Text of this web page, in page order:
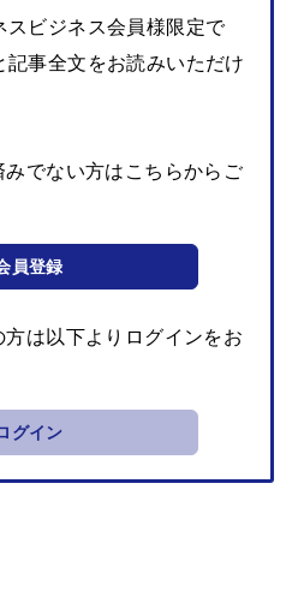
スビジネス会員様限定で
事全文をお読みいただけ
でない方はこちらからご
員登録
は以下よりログインをお
グイン